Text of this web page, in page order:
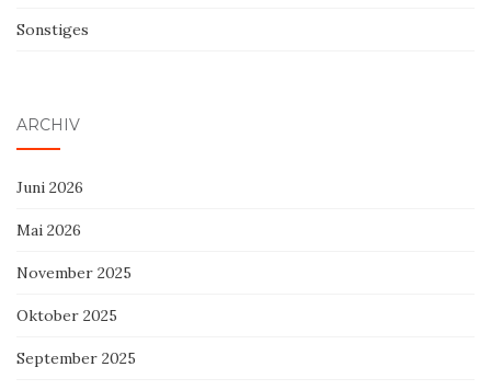
Sonstiges
ARCHIV
Juni 2026
Mai 2026
November 2025
Oktober 2025
September 2025